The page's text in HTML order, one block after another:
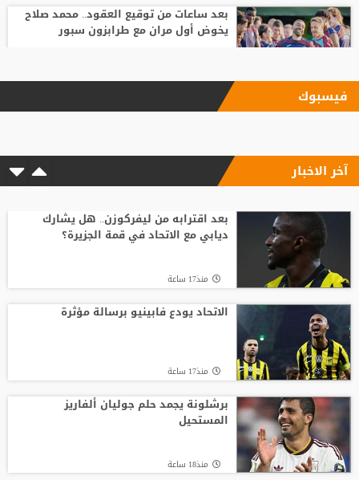
بعد ساعات من توقيع العقود.. محمد صلاح
يخوض أول مران مع طرابزون سبور
الاتحاد يودع فابينيو برسالة مؤثرة
رودري يحسم قراره ويختار وجهته المقبلة
الفيفا يصرف مكافآت الأردن والأمير علي
يؤكد مجددا عدم دعمه لإنفانتينو
أغلى لاعب في تاريخ إفريقيا.. ديوماندي يترك
معسكر لايبزيغ للانضمام لريال مدريد
فيسبوك
آخر الاخبار
بعد اقترابه من ليفركوزن.. هل يشارك
ديابي مع الاتحاد في قمة الجزيرة؟
منذ17 ساعة
الاتحاد يودع فابينيو برسالة مؤثرة
منذ17 ساعة
برشلونة يجمد حلم جوليان ألفاريز
المستحيل
منذ18 ساعة